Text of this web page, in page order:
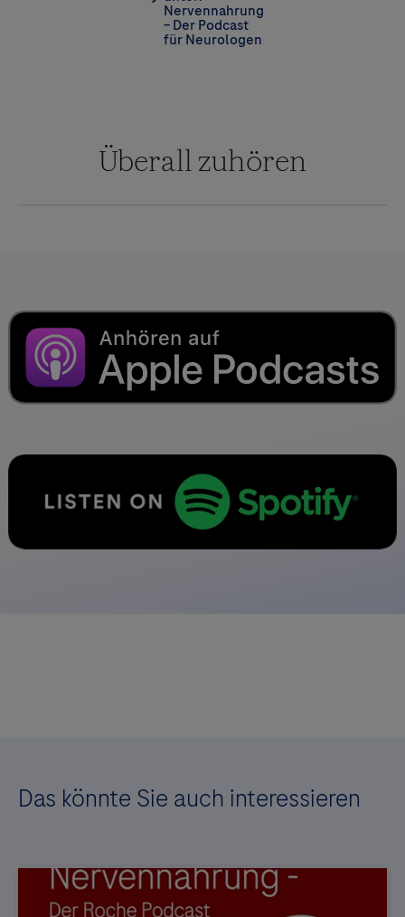
Nervennahrung
– Der Podcast
für Neurologen
Überall zuhören
Das könnte Sie auch interessieren